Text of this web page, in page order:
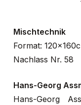
Mischtechnik
Format:
Nachlass Nr. 58
Hans-Georg
Hans-Georg